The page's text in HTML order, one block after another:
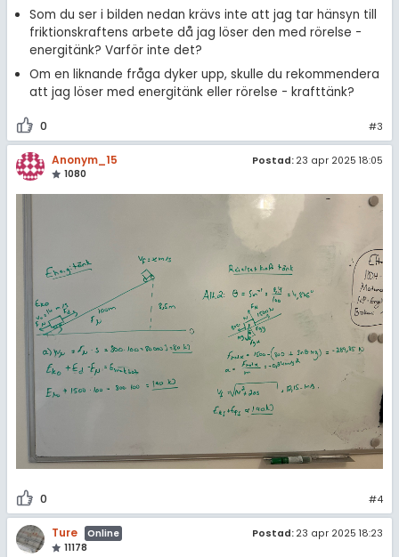
Som du ser i bilden nedan krävs inte att jag tar hänsyn till
friktionskraftens arbete då jag löser den med rörelse -
energitänk? Varför inte det?
Om en liknande fråga dyker upp, skulle du rekommendera
att jag löser med energitänk eller rörelse - krafttänk?
0 #3
Anonym_15
1080
Postad: 23 apr 2025 18:05
0 #4
Ture
Online
11178
Postad: 23 apr 2025 18:23